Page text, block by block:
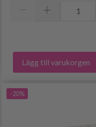
Lägg till varukorgen
-20%